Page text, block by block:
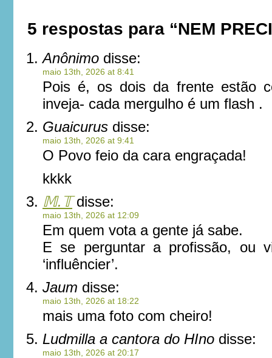
5 respostas para “NEM
Anônimo disse:
maio 13th, 2026 at 8:41
Pois é, os dois da frente estão
inveja- cada mergulho é um flash .
Guaicurus disse:
maio 13th, 2026 at 9:41
O Povo feio da cara engraçada!
kkkk
𝕄.𝕋disse:
maio 13th, 2026 at 12:09
Em quem vota a gente já sabe.
E se perguntar a profissão, ou
‘influêncier’.
Jaum disse:
maio 13th, 2026 at 18:22
mais uma foto com cheiro!
Ludmilla a cantora do HIno disse:
maio 13th, 2026 at 20:17